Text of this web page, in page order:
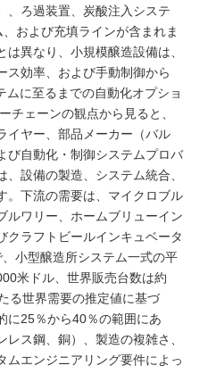
、ろ過装置、炭酸注入システ
および充填ラインが含まれま
異なり、小規模醸造設備は、
ス効率、および手動制御から
ムに至るまでの自動化オプショ
チェーンの観点から見ると、
イヤー、部品メーカー（バル
び自動化・制御システムプロバ
設備の製造、システム統合、
。下流の需要は、マイクロブル
ルワリー、ホームブリューイン
クラフトビールインキュベータ
小型醸造所システム一式の平
米ドル、世界販売台数は約
る世界需要の推定値に基づ
に25％から40％の範囲にあ
ス鋼、銅）、製造の複雑さ、
ムエンジニアリング要件によっ